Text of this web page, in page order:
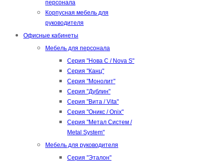
персонала
Корпусная мебель для
руководителя
Офисные кабинеты
Мебель для персонала
Серия "Нова С / Nova S"
Серия "Канц"
Серия "Монолит"
Серия "Дублин"
Серия "Вита / Vita"
Серия "Оникс / Onix"
Серия "Метал Систем /
Metal System"
Мебель для руководителя
Серия "Эталон"